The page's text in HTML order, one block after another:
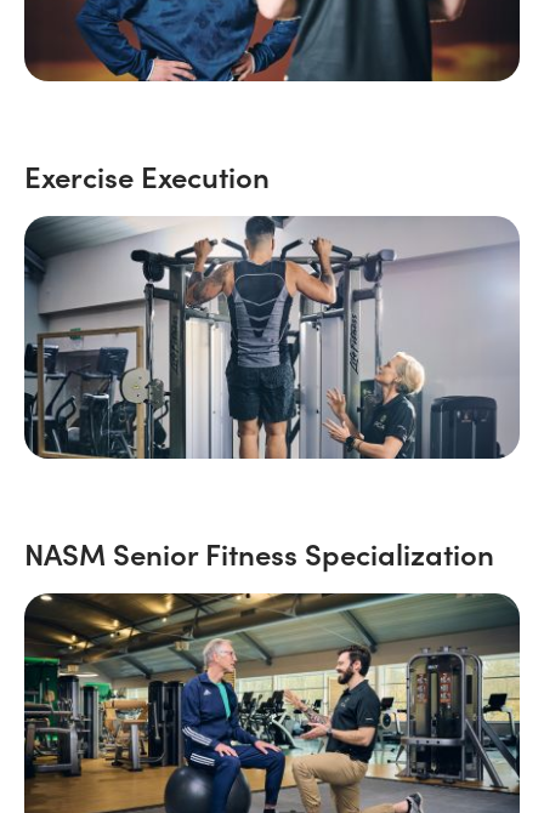
Exercise Execution
NASM Senior Fitness Specialization